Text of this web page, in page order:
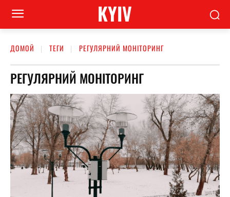
KYIV
ДОМОЙ ТЕГИ РЕГУЛЯРНИЙ МОНІТОРИНГ
РЕГУЛЯРНИЙ МОНІТОРИНГ